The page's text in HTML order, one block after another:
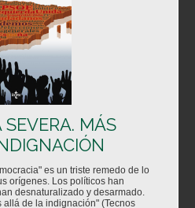
SEVERA. MÁS
es un triste remedo de lo
orígenes. Los políticos han
desnaturalizado y desarmado.
allá de la indignación" (Tecnos